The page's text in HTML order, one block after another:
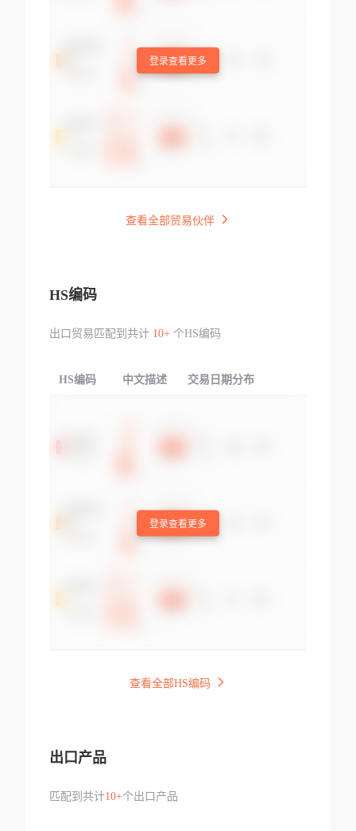
登录查看更多
查看全部贸易伙伴
HS编码
出口贸易匹配到共计 10+个HS编码
HS编码 中文描述 交易日期分布
登录查看更多
查看全部HS编码
出口产品
匹配到共计10+个出口产品